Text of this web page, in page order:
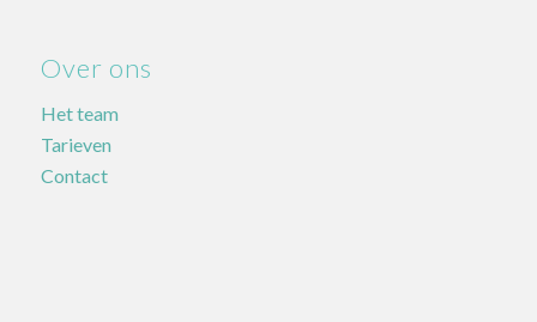
Over ons
Het team
Tarieven
Contact